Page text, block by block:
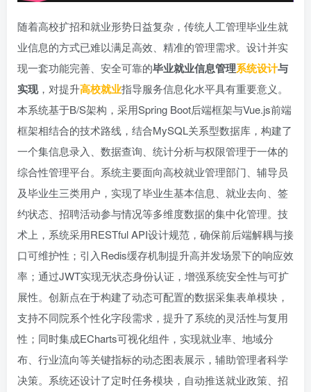
随着高校扩招和就业形势日益复杂，传统人工管理毕业生就
业信息的方式已难以满足高效、精准的管理需求。设计并实
现一套功能完善、安全可靠的毕业就业信息管理系统设计与
实现，对提升高校就业指导服务信息化水平具有重要意义。
本系统基于B/S架构，采用Spring Boot后端框架与Vue.js前端
框架相结合的技术路线，结合MySQL关系型数据库，构建了
一个集信息录入、数据查询、统计分析与权限管理于一体的
综合性管理平台。系统主要面向高校就业管理部门、辅导员
及毕业生三类用户，实现了毕业生基本信息、就业去向、签
约状态、招聘活动参与情况等多维度数据的集中化管理。技
术上，系统采用RESTful API设计规范，确保前后端解耦与接
口可维护性；引入Redis缓存机制提升高并发场景下的响应效
率；通过JWT实现无状态身份认证，增强系统安全性与可扩
展性。创新点在于构建了动态可配置的数据采集表单模块，
支持不同院系个性化字段需求，提升了系统的灵活性与复用
性；同时集成ECharts可视化组件，实现就业率、地域分
布、行业流向等关键指标的动态图表展示，辅助管理者科学
决策。系统还设计了定时任务模块，自动推送就业政策、招